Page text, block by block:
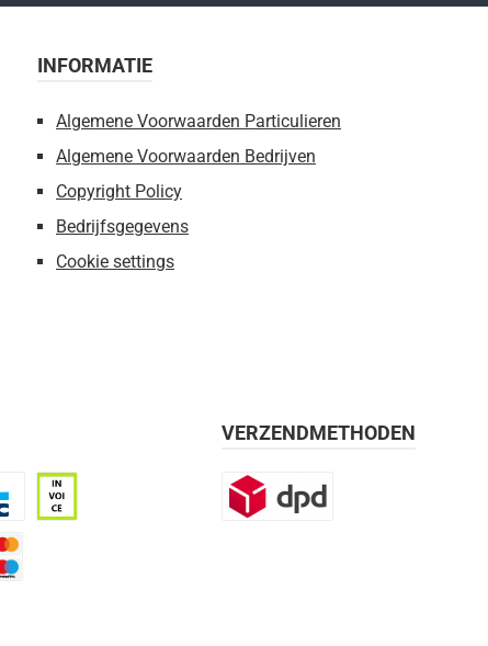
INFORMATIE
Algemene Voorwaarden Particulieren
Algemene Voorwaarden Bedrijven
Copyright Policy
Bedrijfsgegevens
Cookie settings
VERZENDMETHODEN